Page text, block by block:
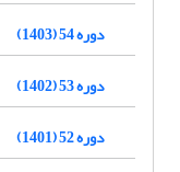
دوره 54 (1403)
دوره 53 (1402)
دوره 52 (1401)